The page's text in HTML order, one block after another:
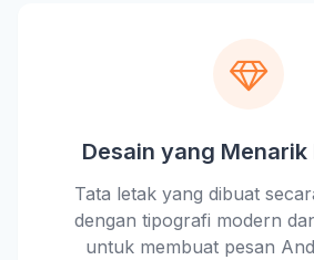
Desain yang Menarik
Tata letak yang dibuat
dengan tipografi modern
untuk membuat pesan